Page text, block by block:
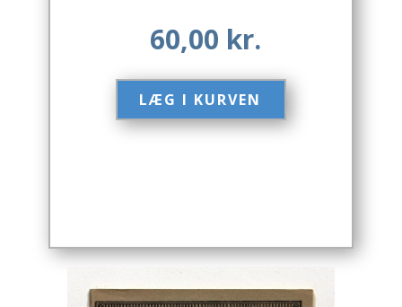
Børnebøger
60,00 kr.
LÆG I KURVEN​